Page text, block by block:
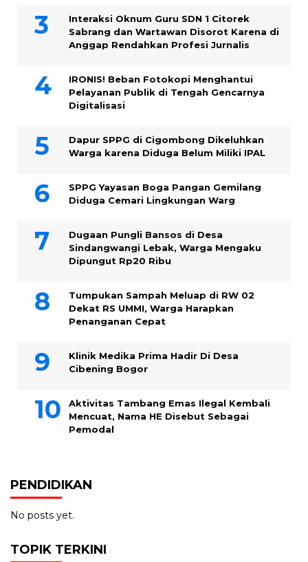
Interaksi Oknum Guru SDN 1 Citorek
Sabrang dan Wartawan Disorot Karena di
Anggap Rendahkan Profesi Jurnalis
IRONIS! Beban Fotokopi Menghantui
Pelayanan Publik di Tengah Gencarnya
Digitalisasi
Dapur SPPG di Cigombong Dikeluhkan
Warga karena Diduga Belum Miliki IPAL
SPPG Yayasan Boga Pangan Gemilang
Diduga Cemari Lingkungan Warg
Dugaan Pungli Bansos di Desa
Sindangwangi Lebak, Warga Mengaku
Dipungut Rp20 Ribu
Tumpukan Sampah Meluap di RW 02
Dekat RS UMMI, Warga Harapkan
Penanganan Cepat
Klinik Medika Prima Hadir Di Desa
Cibening Bogor
Aktivitas Tambang Emas Ilegal Kembali
Mencuat, Nama HE Disebut Sebagai
Pemodal
PENDIDIKAN
No posts yet.
TOPIK TERKINI